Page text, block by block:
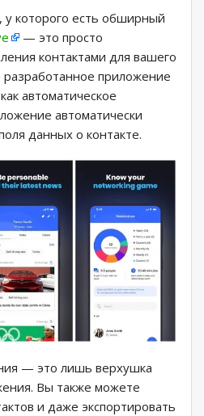
у которого есть обширный
— это просто
контактами для вашего
приложение
автоматическое
автоматически
данных о контакте.
— это лишь верхушка
Вы также можете
и даже экспортировать